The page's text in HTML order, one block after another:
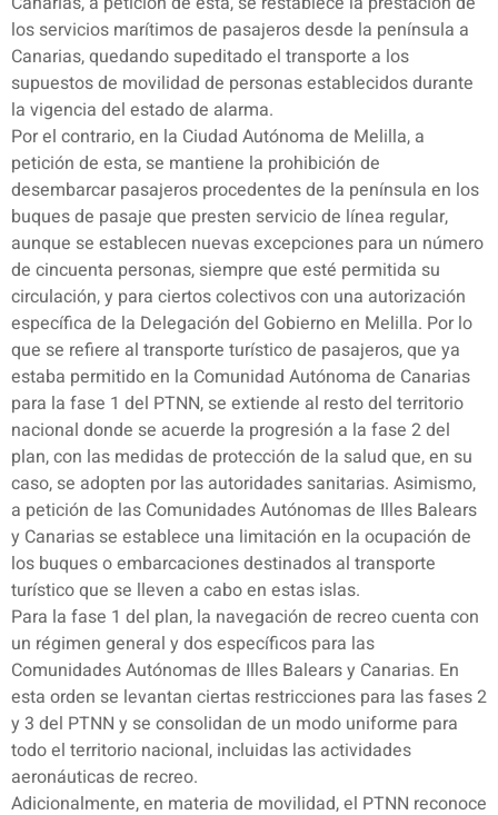
los servicios marítimos de pasajeros desde la península a
Canarias, quedando supeditado el transporte a los
supuestos de movilidad de personas establecidos durante
la vigencia del estado de alarma.
Por el contrario, en la Ciudad Autónoma de Melilla, a
petición de esta, se mantiene la prohibición de
desembarcar pasajeros procedentes de la península en los
buques de pasaje que presten servicio de línea regular,
aunque se establecen nuevas excepciones para un número
de cincuenta personas, siempre que esté permitida su
circulación, y para ciertos colectivos con una autorización
específica de la Delegación del Gobierno en Melilla. Por lo
que se refiere al transporte turístico de pasajeros, que ya
estaba permitido en la Comunidad Autónoma de Canarias
para la fase 1 del PTNN, se extiende al resto del territorio
nacional donde se acuerde la progresión a la fase 2 del
plan, con las medidas de protección de la salud que, en su
caso, se adopten por las autoridades sanitarias. Asimismo,
a petición de las Comunidades Autónomas de Illes Balears
y Canarias se establece una limitación en la ocupación de
los buques o embarcaciones destinados al transporte
turístico que se lleven a cabo en estas islas.
Para la fase 1 del plan, la navegación de recreo cuenta con
un régimen general y dos específicos para las
Comunidades Autónomas de Illes Balears y Canarias. En
esta orden se levantan ciertas restricciones para las fases 2
y 3 del PTNN y se consolidan de un modo uniforme para
todo el territorio nacional, incluidas las actividades
aeronáuticas de recreo.
Adicionalmente, en materia de movilidad, el PTNN reconoce